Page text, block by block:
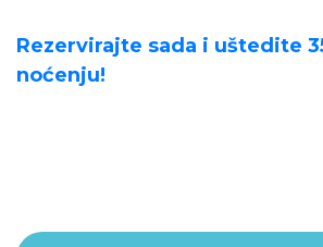
Rezervirajte sada i uštedite
noćenju!